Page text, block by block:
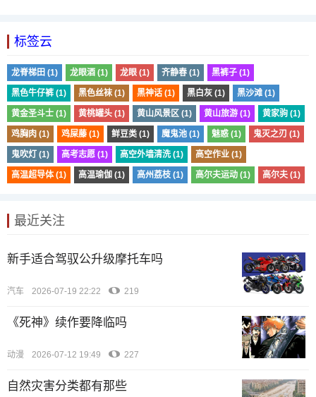
标签云
龙脊梯田 (1) 龙眼酒 (1) 龙眼 (1) 齐静春 (1) 黑裤子 (1)
黑色牛仔裤 (1) 黑色丝袜 (1) 黑神话 (1) 黑白灰 (1) 黑沙滩 (1)
黄金圣斗士 (1) 黄桃罐头 (1) 黄山风景区 (1) 黄山旅游 (1) 黄家驹 (1)
鸡胸肉 (1) 鸡屎藤 (1) 鲜豆类 (1) 魔鬼池 (1) 魅惑 (1) 鬼灭之刃 (1)
鬼吹灯 (1) 高考志愿 (1) 高空外墙清洗 (1) 高空作业 (1)
高温超导体 (1) 高温瑜伽 (1) 高州荔枝 (1) 高尔夫运动 (1) 高尔夫 (1)
最近关注
新手适合驾驭公升级摩托车吗
汽车 2026-07-19 22:22 219
《死神》续作要降临吗
动漫 2026-07-12 19:49 227
自然灾害分类都有那些